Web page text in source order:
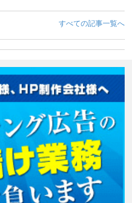
すべての記事一覧へ